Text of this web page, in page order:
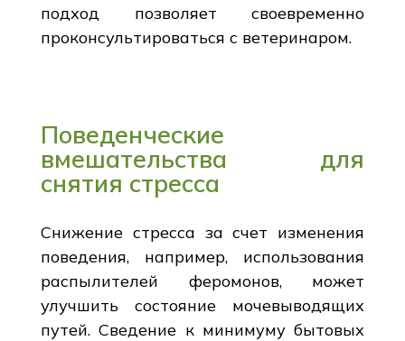
подход позволяет своевременно
проконсультироваться с ветеринаром.
Поведенческие
вмешательства для
снятия стресса
Снижение стресса за счет изменения
поведения, например, использования
распылителей феромонов, может
улучшить состояние мочевыводящих
путей. Сведение к минимуму бытовых